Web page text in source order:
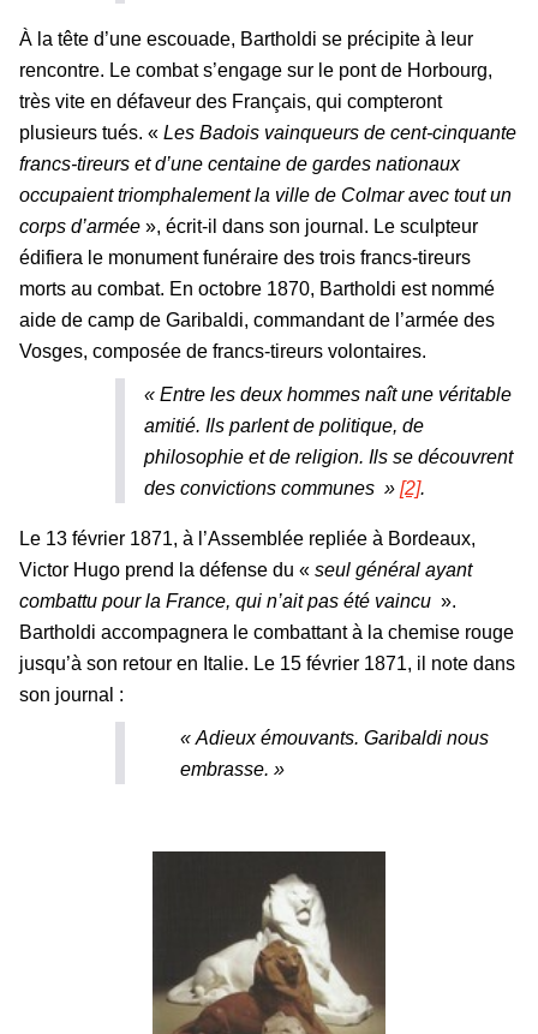
À la tête d’une escouade, Bartholdi se précipite à leur
rencontre. Le combat s’engage sur le pont de Horbourg,
très vite en défaveur des Français, qui compteront
plusieurs tués. « Les Badois vainqueurs de cent-cinquante
francs-tireurs et d’une centaine de gardes nationaux
occupaient triomphalement la ville de Colmar avec tout un
corps d’armée », écrit-il dans son journal. Le sculpteur
édifiera le monument funéraire des trois francs-tireurs
morts au combat. En octobre 1870, Bartholdi est nommé
aide de camp de Garibaldi, commandant de l’armée des
Vosges, composée de francs-tireurs volontaires.
« Entre les deux hommes naît une véritable
amitié. Ils parlent de politique, de
philosophie et de religion. Ils se découvrent
des convictions communes » [2].
Le 13 février 1871, à l’Assemblée repliée à Bordeaux,
Victor Hugo prend la défense du « seul général ayant
combattu pour la France, qui n’ait pas été vaincu ».
Bartholdi accompagnera le combattant à la chemise rouge
jusqu’à son retour en Italie. Le 15 février 1871, il note dans
son journal :
« Adieux émouvants. Garibaldi nous
embrasse. »